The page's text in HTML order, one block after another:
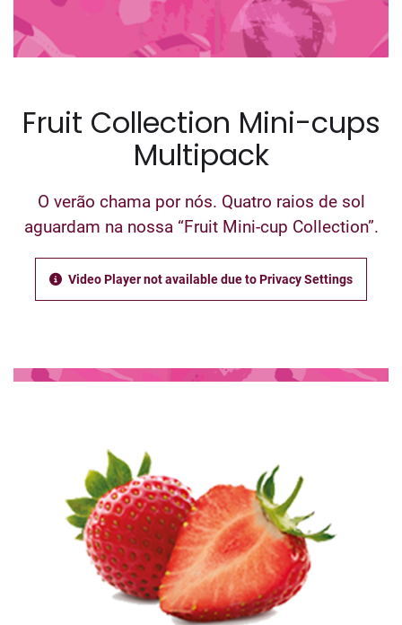
Fruit Collection Mini-cups
Multipack
O verão chama por nós. Quatro raios de sol
aguardam na nossa “Fruit Mini-cup Collection”.
Video Player not available due to Privacy Settings